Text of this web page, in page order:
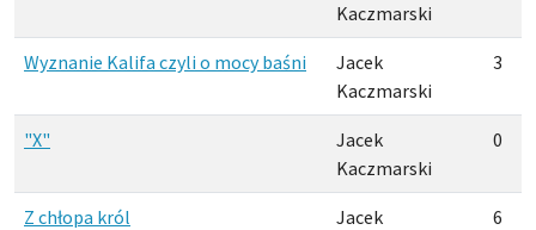
Kaczmarski
Wyznanie Kalifa czyli o mocy baśni
Jacek
Kaczmarski
3
"X"
Jacek
Kaczmarski
0
Z chłopa król
Jacek
6